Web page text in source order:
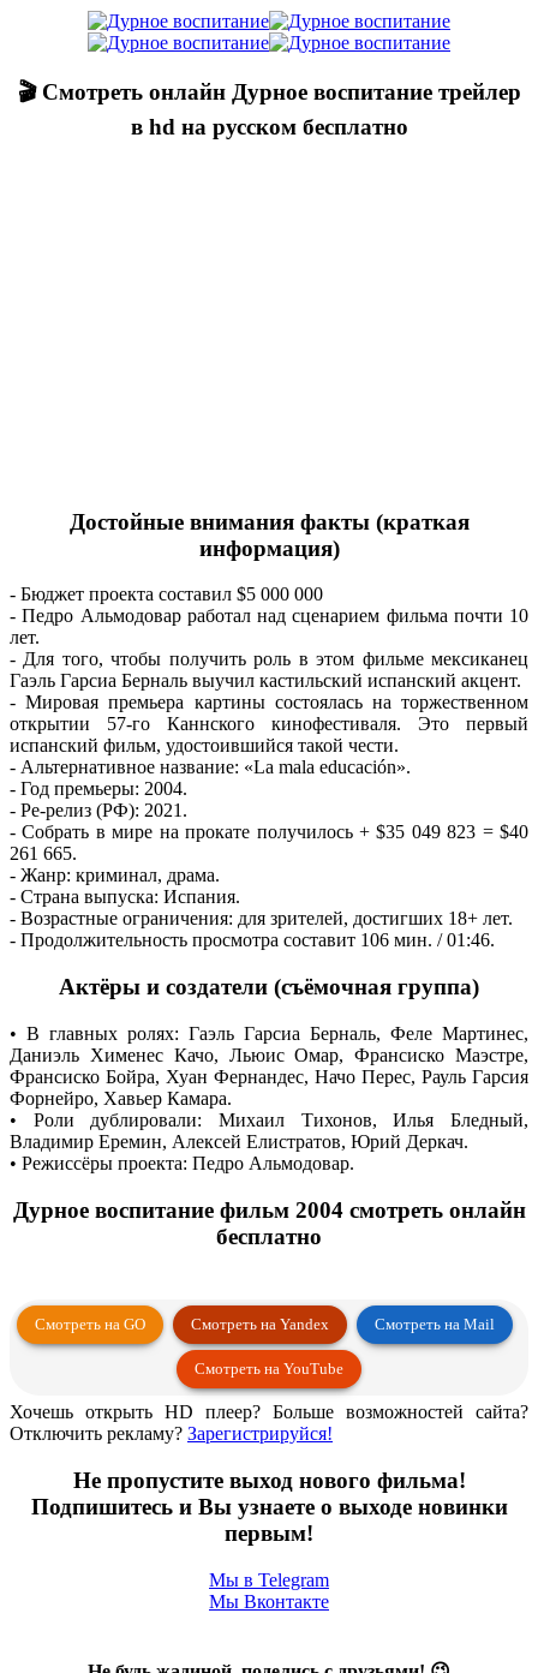
🎬 Смотреть онлайн Дурное воспитание трейлер
в hd на русском бесплатно
Достойные внимания факты (краткая
информация)
- Бюджет проекта составил $5 000 000
- Педро Альмодовар работал над сценарием фильма почти 10
лет.
- Для того, чтобы получить роль в этом фильме мексиканец
Гаэль Гарсиа Берналь выучил кастильский испанский акцент.
- Мировая премьера картины состоялась на торжественном
открытии 57-го Каннского кинофестиваля. Это первый
испанский фильм, удостоившийся такой чести.
- Альтернативное название: «La mala educación».
- Год премьеры: 2004.
- Ре-релиз (РФ): 2021.
- Собрать в мире на прокате получилось + $35 049 823 = $40
261 665.
- Жанр: криминал, драма.
- Страна выпуска: Испания.
- Возрастные ограничения: для зрителей, достигших 18+ лет.
- Продолжительность просмотра составит 106 мин. / 01:46.
Актёры и создатели (cъёмочная группа)
• В главных ролях: Гаэль Гарсиа Берналь, Феле Мартинес,
Даниэль Хименес Качо, Льюис Омар, Франсиско Маэстре,
Франсиско Бойра, Хуан Фернандес, Начо Перес, Рауль Гарсия
Форнейро, Хавьер Камара.
• Роли дублировали: Михаил Тихонов, Илья Бледный,
Владимир Еремин, Алексей Елистратов, Юрий Деркач.
• Режиссёры проекта: Педро Альмодовар.
Дурное воспитание фильм 2004 смотреть онлайн
бесплатно
Смотреть на GO Смотреть на Yandex Смотреть на Mail
Смотреть на YouTube
Хочешь открыть HD плеер? Больше возможностей сайта?
Отключить рекламу? Зарегистрируйся!
Не пропустите выход нового фильма!
Подпишитесь и Вы узнаете о выходе новинки
первым!
Мы в Telegram
Мы Вконтакте